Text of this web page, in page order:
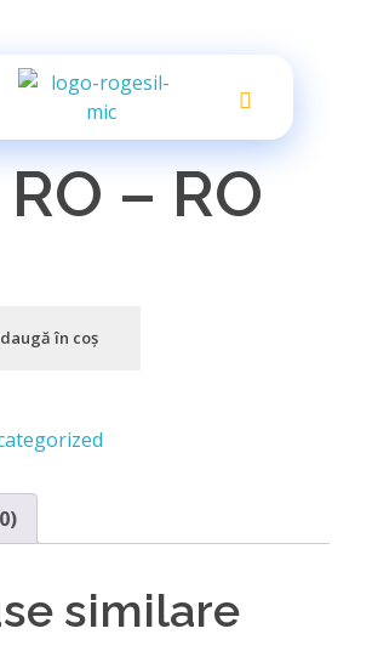
Rogesil
Curierul tău online!
– RO
în coș
similare